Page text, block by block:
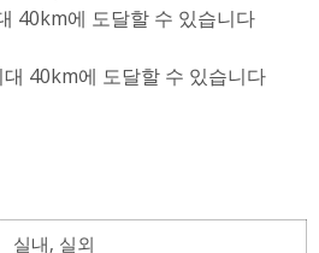
40km에 도달할 수 있습니다
40km에 도달할 수 있습니다
실내, 실외